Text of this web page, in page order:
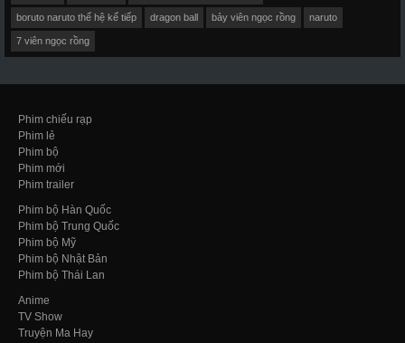
boruto naruto thế hệ kế tiếp dragon ball bảy viên ngọc rồng naruto
7 viên ngọc rồng
Phim chiếu rạp
Phim lẻ
Phim bộ
Phim mới
Phim trailer
Phim bộ Hàn Quốc
Phim bộ Trung Quốc
Phim bộ Mỹ
Phim bộ Nhật Bản
Phim bộ Thái Lan
Anime
TV Show
Truyện Ma Hay